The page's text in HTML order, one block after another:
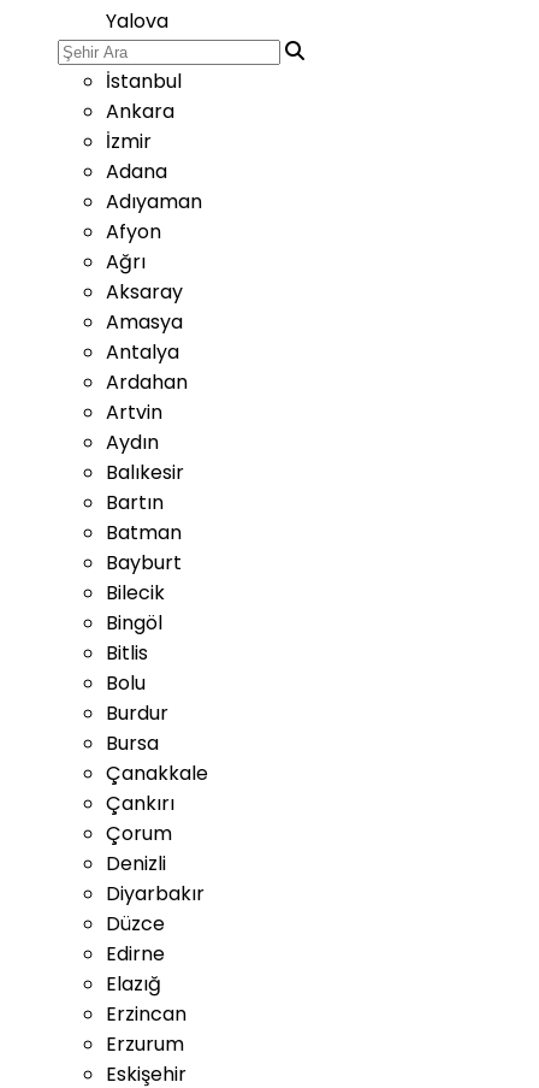
Yalova
İstanbul
Ankara
İzmir
Adana
Adıyaman
Afyon
Ağrı
Aksaray
Amasya
Antalya
Ardahan
Artvin
Aydın
Balıkesir
Bartın
Batman
Bayburt
Bilecik
Bingöl
Bitlis
Bolu
Burdur
Bursa
Çanakkale
Çankırı
Çorum
Denizli
Diyarbakır
Düzce
Edirne
Elazığ
Erzincan
Erzurum
Eskişehir